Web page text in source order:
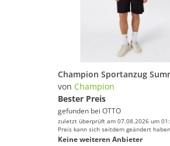
von Champion
Bester Preis
gefunden bei OTTO
zuletzt überprüft am 07.08.2026 um
Preis kann sich seitdem geändert
Keine weiteren Anbieter